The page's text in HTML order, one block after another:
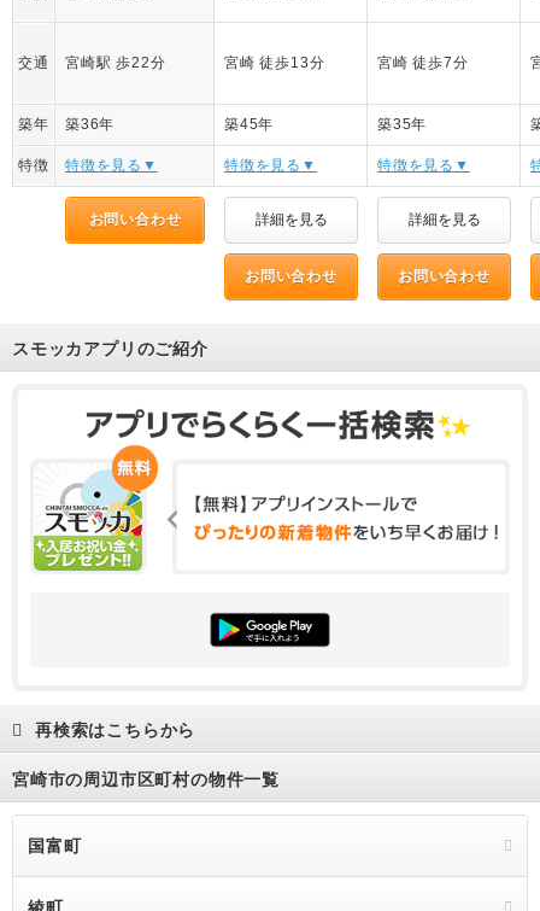
交通 宮崎駅 歩22分 宮崎 徒歩13分 宮崎 徒歩7分
築年 築36年 築45年 築35年
特徴 特徴を見る▼ 特徴を見る▼ 特徴を見る▼
お問い合わせ 詳細を見る 詳細を見る
お問い合わせ お問い合わせ
スモッカアプリのご紹介
再検索はこちらから
宮崎市の周辺市区町村の物件一覧
国富町